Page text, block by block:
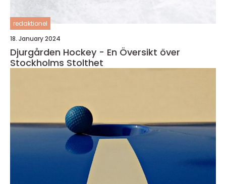
redaktionel
18. January 2024
Djurgården Hockey - En Översikt över
Stockholms Stolthet